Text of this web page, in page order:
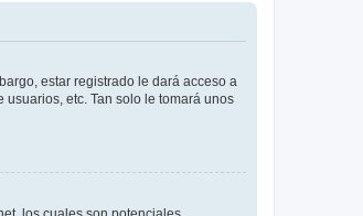
estar registrado le dará acceso a
etc. Tan solo le tomará unos